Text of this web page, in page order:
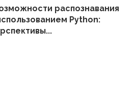
распознавания
Python: